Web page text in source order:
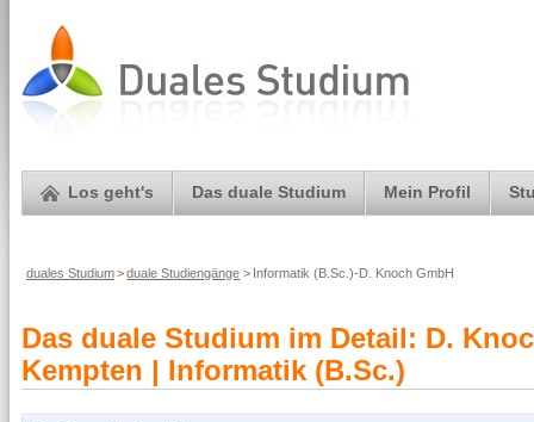
Los geht's Das duale Studium Mein Profil
duales Studium> duale Studiengänge > Informatik (B.Sc.)-D. Knoch GmbH
Das duale Studium im Detail: D.
Kempten | Informatik (B.Sc.)